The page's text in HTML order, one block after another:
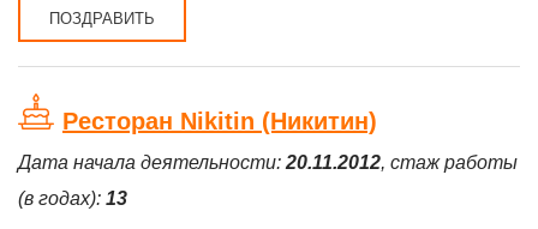
ПОЗДРАВИТЬ
Ресторан Nikitin (Никитин)
Дата начала деятельности: 20.11.2012, стаж работы
(в годах): 13